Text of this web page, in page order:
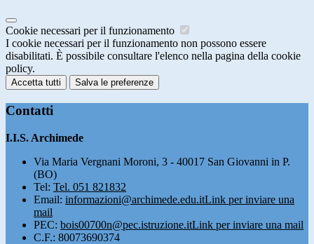
Cookie necessari per il funzionamento
I cookie necessari per il funzionamento non possono essere
disabilitati. È possibile consultare l'elenco nella pagina della cookie
policy.
Accetta tutti Salva le preferenze
Contatti
I.I.S. Archimede
Via Maria Vergnani Moroni, 3 - 40017 San Giovanni in P.
(BO)
Tel: Tel. 051 821832
Email: informazioni@archimede.edu.itLink per inviare una
mail
PEC: bois00700n@pec.istruzione.itLink per inviare una mail
C.F.: 80073690374